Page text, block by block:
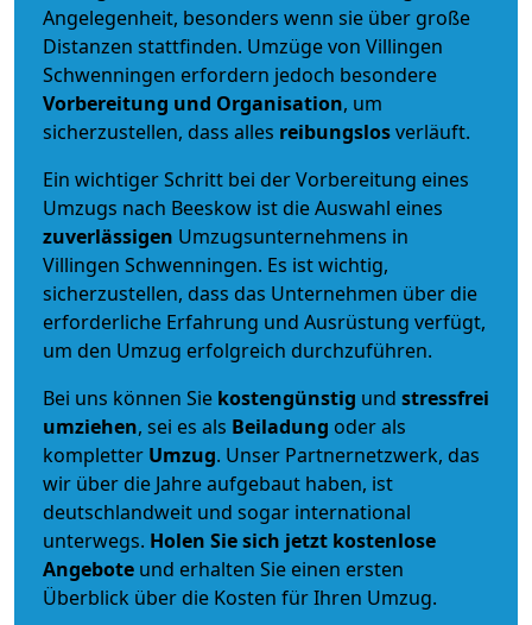
Angelegenheit, besonders wenn sie über große
Distanzen stattfinden. Umzüge von Villingen
Schwenningen erfordern jedoch besondere
Vorbereitung und Organisation, um
sicherzustellen, dass alles reibungslosverläuft.
Ein wichtiger Schritt bei der Vorbereitung eines
Umzugs nach Beeskow ist die Auswahl eines
zuverlässigen Umzugsunternehmens in
Villingen Schwenningen. Es ist wichtig,
sicherzustellen, dass das Unternehmen über die
erforderliche Erfahrung und Ausrüstung verfügt,
um den Umzug erfolgreich durchzuführen.
Bei uns können Sie kostengünstig und stressfrei
umziehen, sei es als Beiladung oder als
kompletter Umzug. Unser Partnernetzwerk, das
wir über die Jahre aufgebaut haben, ist
deutschlandweit und sogar international
unterwegs. Holen Sie sich jetzt kostenlose
Angebote und erhalten Sie einen ersten
Überblick über die Kosten für Ihren Umzug.